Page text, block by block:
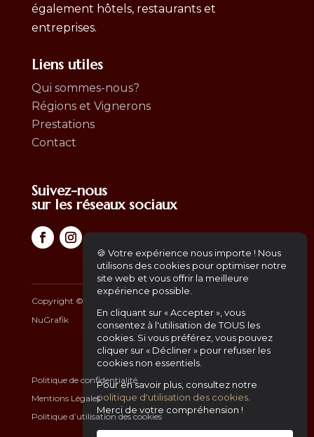
également hôtels, restaurants et
entreprises.
Liens utiles
Qui sommes-nous?
Régions et Vignerons
Prestations
Contact
Suivez-nous
sur les réseaux sociaux
Copyright ©
NuGrafik
🍪 Votre expérience nous importe ! Nous
utilisons des cookies pour optimiser notre
site web et vous offrir la meilleure
expérience possible.
En cliquant sur « Accepter », vous
consentez à l'utilisation de TOUS les
cookies. Si vous préférez, vous pouvez
cliquer sur « Décliner » pour refuser les
cookies non essentiels.
Pour en savoir plus, consultez notre
politique d'utilisation des cookies
Merci de votre compréhension !
Politique de confidentialité
Mentions Légales
Politique d’utilisation des cookies